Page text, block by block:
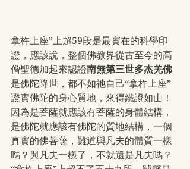
拿杵上座”上超59段是最實在的科學印
證，應該說，整個佛教界從古至今的高
僧聖德加起來認證南無第三世多杰羌佛
是佛陀降世，都不如祂自己“拿杵上座”
證實佛陀的身心質地，來得鐵證如山！
因為是菩薩就應該有菩薩的身體結構，
是佛陀就應該有佛陀的質地結構，一個
真實的佛菩薩，難道與凡夫的體質一樣
嗎？與凡夫一樣了，不就還是凡夫嗎？